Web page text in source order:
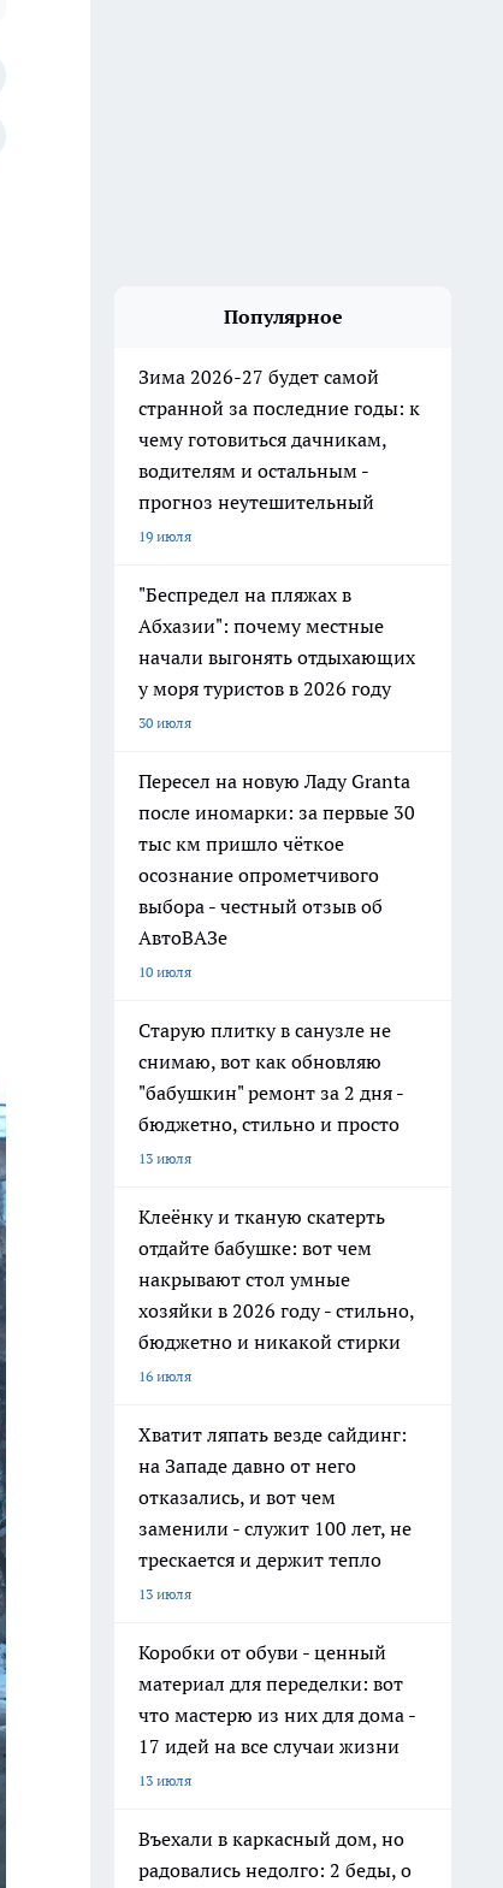
Популярное
Зима 2026-27 будет самой
странной за последние годы: к
чему готовиться дачникам,
водителям и остальным -
прогноз неутешительный
19 июля
"Беспредел на пляжах в
Абхазии": почему местные
начали выгонять отдыхающих
у моря туристов в 2026 году
30 июля
Пересел на новую Ладу Granta
после иномарки: за первые 30
тыс км пришло чёткое
осознание опрометчивого
выбора - честный отзыв об
АвтоВАЗе
10 июля
Старую плитку в санузле не
снимаю, вот как обновляю
"бабушкин" ремонт за 2 дня -
бюджетно, стильно и просто
13 июля
Клеёнку и тканую скатерть
отдайте бабушке: вот чем
накрывают стол умные
хозяйки в 2026 году - стильно,
бюджетно и никакой стирки
16 июля
Хватит ляпать везде сайдинг:
на Западе давно от него
отказались, и вот чем
заменили - служит 100 лет, не
трескается и держит тепло
13 июля
Коробки от обуви - ценный
материал для переделки: вот
что мастерю из них для дома -
17 идей на все случаи жизни
13 июля
Въехали в каркасный дом, но
радовались недолго: 2 беды, о